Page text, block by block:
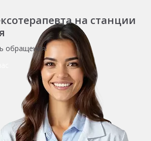
на станции
обращения!